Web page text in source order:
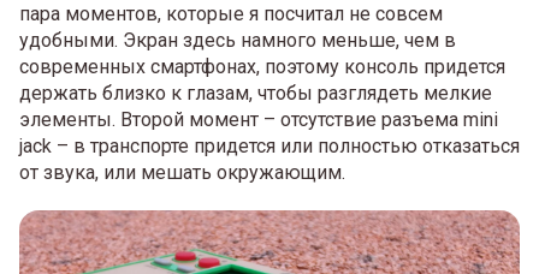
пара моментов, которые я посчитал не совсем
удобными. Экран здесь намного меньше, чем в
современных смартфонах, поэтому консоль придется
держать близко к глазам, чтобы разглядеть мелкие
элементы. Второй момент – отсутствие разъема mini
jack – в транспорте придется или полностью отказаться
от звука, или мешать окружающим.